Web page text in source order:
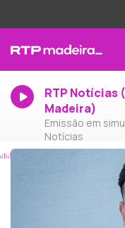
RTP Notícias
Madeira)
Emissão em
Notícias